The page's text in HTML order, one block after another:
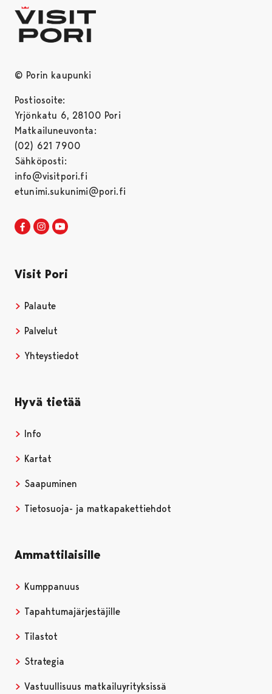
© Porin kaupunki
Postiosoite:
Yrjönkatu 6, 28100 Pori
Matkailuneuvonta:
(02) 621 7900
Sähköposti:
info@visitpori.fi
etunimi.sukunimi@pori.fi
Visit Pori Facebookissa
Avautuu uudessa välilehdessä
Visit Pori Instagrammissa
Avautuu uudessa välilehdessä
Visit Pori
Palaute
Palvelut
Yhteystiedot
Hyvä tietää
Info
Kartat
Saapuminen
Tietosuoja- ja matkapakettiehdot
Ammattilaisille
Kumppanuus
Tapahtumajärjestäjille
Tilastot
Strategia
Vastuullisuus matkailuyrityksissä